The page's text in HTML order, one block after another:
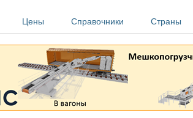
Цены Справочники Страны